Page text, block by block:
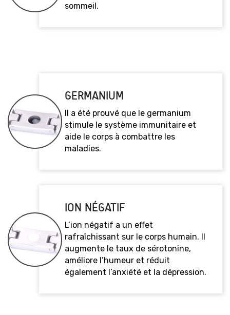
sommeil.
GERMANIUM
Il a été prouvé que le germanium
stimule le système immunitaire et
aide le corps à combattre les
maladies.
ION NÉGATIF
L’ion négatif a un effet
rafraîchissant sur le corps humain. Il
augmente le taux de sérotonine,
améliore l’humeur et réduit
également l’anxiété et la dépression.